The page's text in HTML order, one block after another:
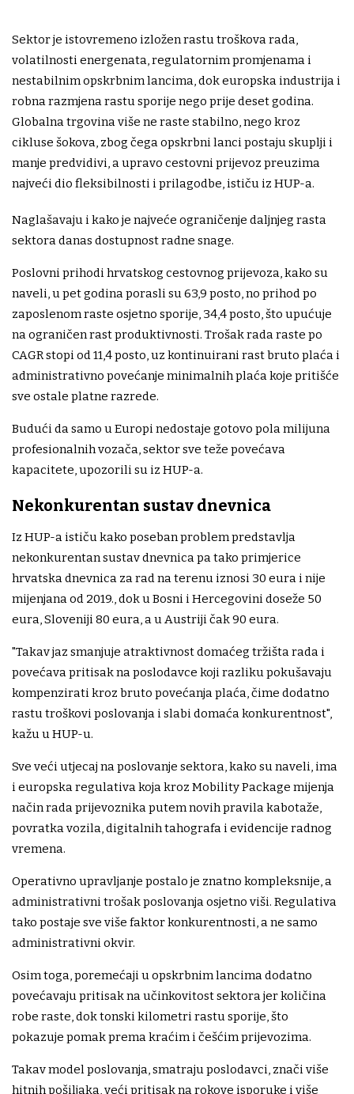
Sektor je istovremeno izložen rastu troškova rada,
volatilnosti energenata, regulatornim promjenama i
nestabilnim opskrbnim lancima, dok europska industrija i
robna razmjena rastu sporije nego prije deset godina.
Globalna trgovina više ne raste stabilno, nego kroz
cikluse šokova, zbog čega opskrbni lanci postaju skuplji i
manje predvidivi, a upravo cestovni prijevoz preuzima
najveći dio fleksibilnosti i prilagodbe, ističu iz HUP-a.
Naglašavaju i kako je najveće ograničenje daljnjeg rasta
sektora danas dostupnost radne snage.
Poslovni prihodi hrvatskog cestovnog prijevoza, kako su
naveli, u pet godina porasli su 63,9 posto, no prihod po
zaposlenom raste osjetno sporije, 34,4 posto, što upućuje
na ograničen rast produktivnosti. Trošak rada raste po
CAGR stopi od 11,4 posto, uz kontinuirani rast bruto plaća i
administrativno povećanje minimalnih plaća koje pritišće
sve ostale platne razrede.
Budući da samo u Europi nedostaje gotovo pola milijuna
profesionalnih vozača, sektor sve teže povećava
kapacitete, upozorili su iz HUP-a.
Nekonkurentan sustav dnevnica
Iz HUP-a ističu kako poseban problem predstavlja
nekonkurentan sustav dnevnica pa tako primjerice
hrvatska dnevnica za rad na terenu iznosi 30 eura i nije
mijenjana od 2019., dok u Bosni i Hercegovini doseže 50
eura, Sloveniji 80 eura, a u Austriji čak 90 eura.
"Takav jaz smanjuje atraktivnost domaćeg tržišta rada i
povećava pritisak na poslodavce koji razliku pokušavaju
kompenzirati kroz bruto povećanja plaća, čime dodatno
rastu troškovi poslovanja i slabi domaća konkurentnost",
kažu u HUP-u.
Sve veći utjecaj na poslovanje sektora, kako su naveli, ima
i europska regulativa koja kroz Mobility Package mijenja
način rada prijevoznika putem novih pravila kabotaže,
povratka vozila, digitalnih tahografa i evidencije radnog
vremena.
Operativno upravljanje postalo je znatno kompleksnije, a
administrativni trošak poslovanja osjetno viši. Regulativa
tako postaje sve više faktor konkurentnosti, a ne samo
administrativni okvir.
Osim toga, poremećaji u opskrbnim lancima dodatno
povećavaju pritisak na učinkovitost sektora jer količina
robe raste, dok tonski kilometri rastu sporije, što
pokazuje pomak prema kraćim i češćim prijevozima.
Takav model poslovanja, smatraju poslodavci, znači više
hitnih pošiljaka, veći pritisak na rokove isporuke i više